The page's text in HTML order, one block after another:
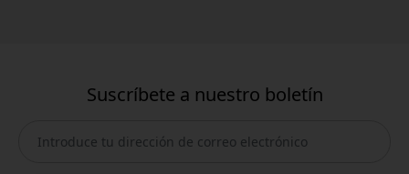
Suscríbete a nuestro boletín